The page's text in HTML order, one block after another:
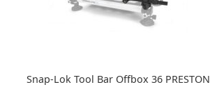
Snap-Lok Tool Bar Offbox 36 PRESTON